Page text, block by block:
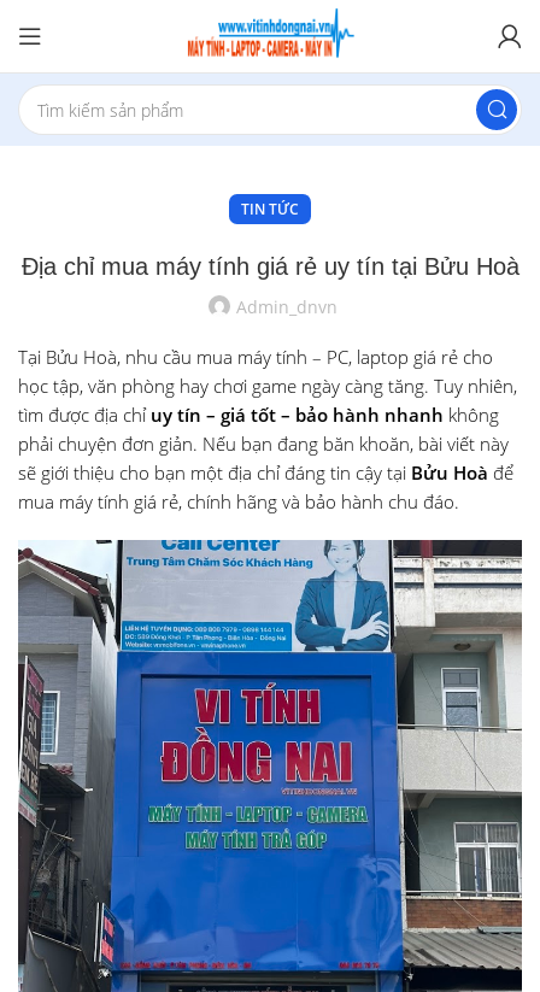
TIN TỨC
Địa chỉ mua máy tính giá rẻ uy tín tại Bửu Hoà
Admin_dnvn
Tại Bửu Hoà, nhu cầu mua máy tính – PC, laptop giá rẻ cho
học tập, văn phòng hay chơi game ngày càng tăng. Tuy nhiên,
tìm được địa chỉ uy tín – giá tốt – bảo hành nhanh không
phải chuyện đơn giản. Nếu bạn đang băn khoăn, bài viết này
sẽ giới thiệu cho bạn một địa chỉ đáng tin cậy tại Bửu Hoà để
mua máy tính giá rẻ, chính hãng và bảo hành chu đáo.